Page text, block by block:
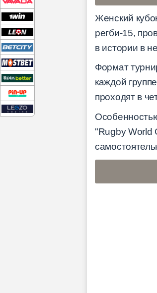
Женский
регби-15,
в истории в
Формат
каждой
проходят в
"Rugby World